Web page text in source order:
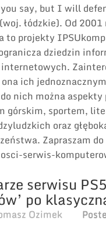
say, but I will
łódzkie). Od
to projekty
dziedzin
ich
nich można
górskim, sportem,
oraz
Zapraszam
serwis-
serwisu
po
Ozimek